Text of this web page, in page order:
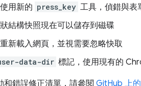
用新的 press_key 工具，偵錯與表
結構快照現在可以儲存到磁碟
新載入網頁，並視需要忽略快取
data-dir 標記，使用現有的
和錯誤修正清單，請參閱 GitHub 上